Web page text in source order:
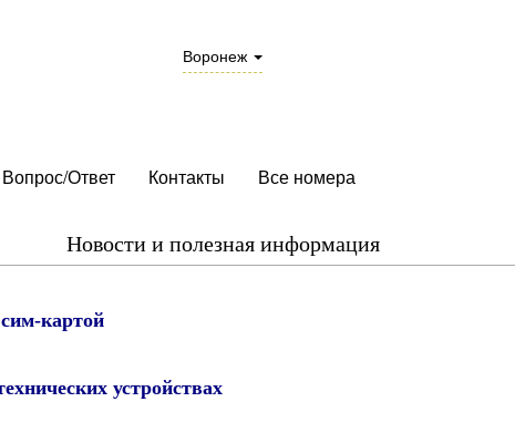
Воронеж
Вопрос/Ответ Контакты Все номера
Новости и полезная информация
картой
устройствах